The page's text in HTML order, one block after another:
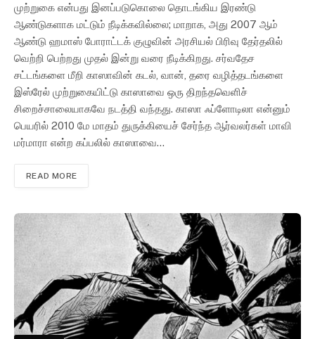
முற்றுகை என்பது இனப்படுகொலை தொடங்கிய இரண்டு
ஆண்டுகளாக மட்டும் நீடிக்கவில்லை; மாறாக, அது 2007 ஆம்
ஆண்டு ஹமாஸ் போராட்டக் குழுவின் அரசியல் பிரிவு தேர்தலில்
வெற்றி பெற்றது முதல் இன்று வரை நீடிக்கிறது. சர்வதேச
சட்டங்களை மீறி காஸாவின் கடல், வான், தரை வழித்தடங்களை
இஸ்ரேல் முற்றுகையிட்டு காஸாவை ஒரு திறந்தவெளிச்
சிறைச்சாலையாகவே நடத்தி வந்தது. காஸா ஃப்ளோடிலா என்னும்
பெயரில் 2010 மே மாதம் துருக்கியைச் சேர்ந்த ஆர்வலர்கள் மாவி
மர்மாரா என்ற கப்பலில் காஸாவை…
READ MORE